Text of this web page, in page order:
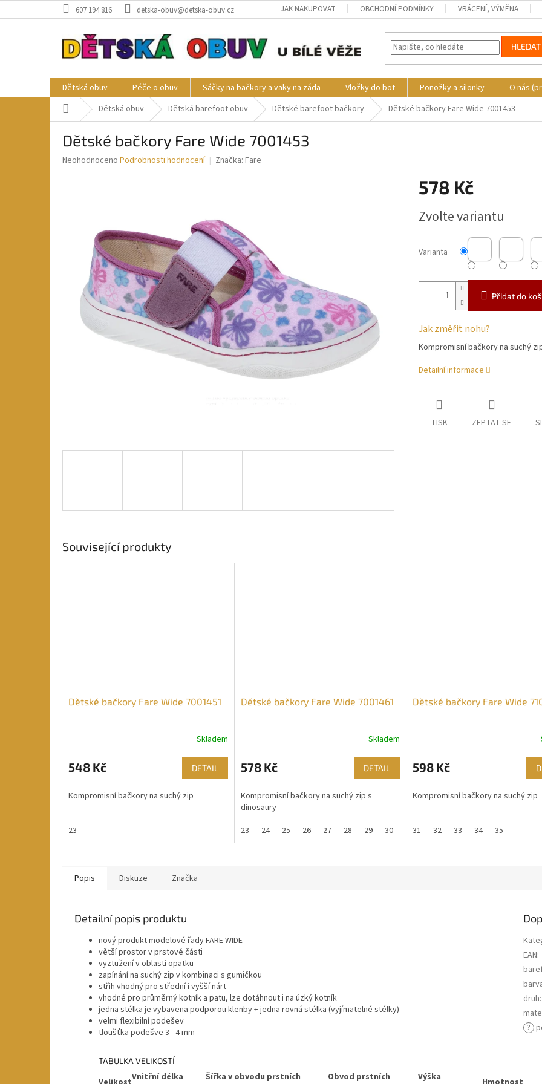
na
607 194 816 detska-obuv@detska-obuv.cz JAK NAKUPOVAT OBCHODNÍ PODMÍNKY VRÁCENÍ, VÝMĚNA
HLEDAT
Dětská obuv Péče o obuv Sáčky na bačkory a vaky na záda Vložky do bot Ponožky a silonky O nás
Domů Dětská obuv Dětská barefoot obuv Dětské barefoot bačkory Dětské bačkory Fare Wide 7001453
Dětské bačkory Fare Wide 7001453
Průměrné
hvězdiček.
Neohodnoceno Podrobnosti hodnocení Značka: Fare
578 Kč
cena:
Zvolte variantu
Varianta
Přidat do
Jak změřit nohu?
Kompromisní bačkory na suchý
Detailní informace
TISK ZEPTAT SE
Související produkty
Dětské bačkory Fare Wide 7001451
Skladem
548 Kč DETAIL
Kompromisní bačkory na suchý zip
23
Dětské bačkory Fare Wide 7001461
Skladem
578 Kč DETAIL
Kompromisní bačkory na suchý zip s
dinosaury
23
24 25 26 27 28 29 30
Dětské bačkory Fare Wide
598 Kč
Kompromisní bačkory na suchý zip
31 32 33 34 35
Popis Diskuze Značka
Detailní popis produktu
nový produkt modelové řady FARE WIDE
větší prostor v prstové části
vyztužení v oblasti opatku
zapínání na suchý zip v kombinaci s gumičkou
střih vhodný pro střední i vyšší nárt
vhodné pro průměrný kotník a patu, lze dotáhnout i na úzký kotník
jedna stélka je vybavena podporou klenby + jedna rovná stélka (vyjímatelné stélky)
velmi flexibilní podešev
tloušťka podešve 3 - 4 mm
TABULKA VELIKOSTÍ
Vnitřní délka
Šířka v obvodu prstních
Obvod prstních
Výška
EAN:
druh:
?